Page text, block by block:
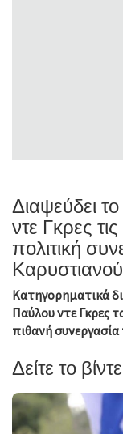
Διαψεύδει
ντε Γκρες
πολιτική
Κατηγορηματικά
Παύλου ντε Γκρες
πιθανή
Δείτε το